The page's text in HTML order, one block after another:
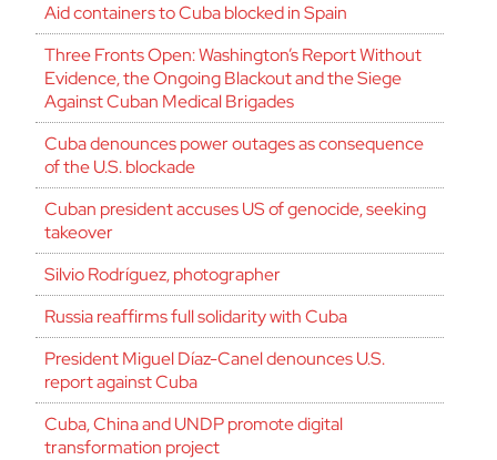
Aid containers to Cuba blocked in Spain
Three Fronts Open: Washington’s Report Without
Evidence, the Ongoing Blackout and the Siege
Against Cuban Medical Brigades
Cuba denounces power outages as consequence
of the U.S. blockade
Cuban president accuses US of genocide, seeking
takeover
Silvio Rodríguez, photographer
Russia reaffirms full solidarity with Cuba
President Miguel Díaz-Canel denounces U.S.
report against Cuba
Cuba, China and UNDP promote digital
transformation project